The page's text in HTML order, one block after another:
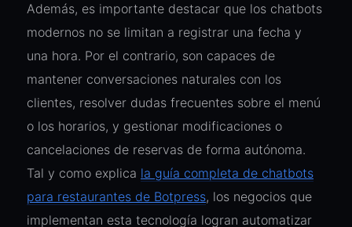
Además, es importante destacar que los chatbots
modernos no se limitan a registrar una fecha y
una hora. Por el contrario, son capaces de
mantener conversaciones naturales con los
clientes, resolver dudas frecuentes sobre el menú
o los horarios, y gestionar modificaciones o
cancelaciones de reservas de forma autónoma.
Tal y como explica la guía completa de chatbots
para restaurantes de Botpress, los negocios que
implementan esta tecnología logran automatizar